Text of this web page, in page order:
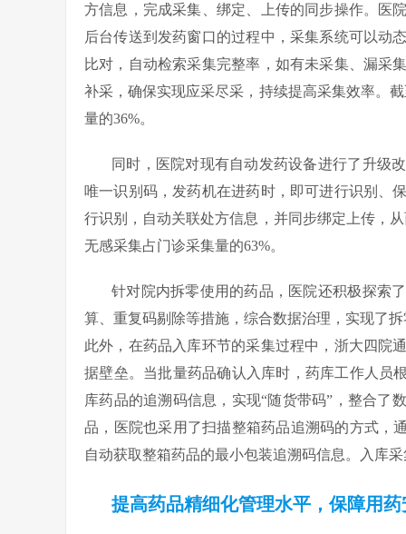
方信息，完成采集、绑定、上传的同步操作。医
后台传送到发药窗口的过程中，采集系统可以动
比对，自动检索采集完整率，如有未采集、漏采
补采，确保实现应采尽采，持续提高采集效率。
量的36%。
同时，医院对现有自动发药设备进行了升级
唯一识别码，发药机在进药时，即可进行识别、
行识别，自动关联处方信息，并同步绑定上传，
无感采集占门诊采集量的63%。
针对院内拆零使用的药品，医院还积极探索
算、重复码剔除等措施，综合数据治理，实现了
此外，在药品入库环节的采集过程中，浙大四院
据壁垒。当批量药品确认入库时，药库工作人员
库药品的追溯码信息，实现“随货带码”，整合了
品，医院也采用了扫描整箱药品追溯码的方式，
自动获取整箱药品的最小包装追溯码信息。入库
提高药品精细化管理水平，保障用药